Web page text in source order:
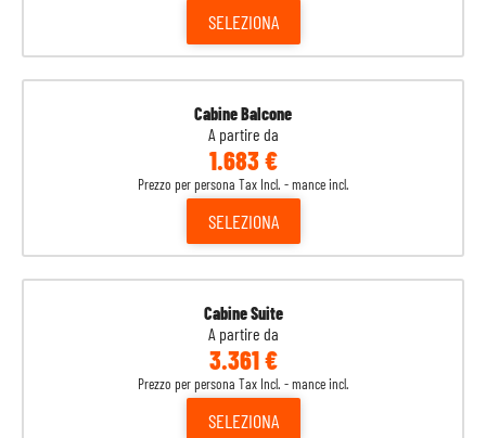
SELEZIONA
Cabine Balcone
A partire da
1.683 €
Prezzo per persona Tax Incl. - mance incl.
SELEZIONA
Cabine Suite
A partire da
3.361 €
Prezzo per persona Tax Incl. - mance incl.
SELEZIONA